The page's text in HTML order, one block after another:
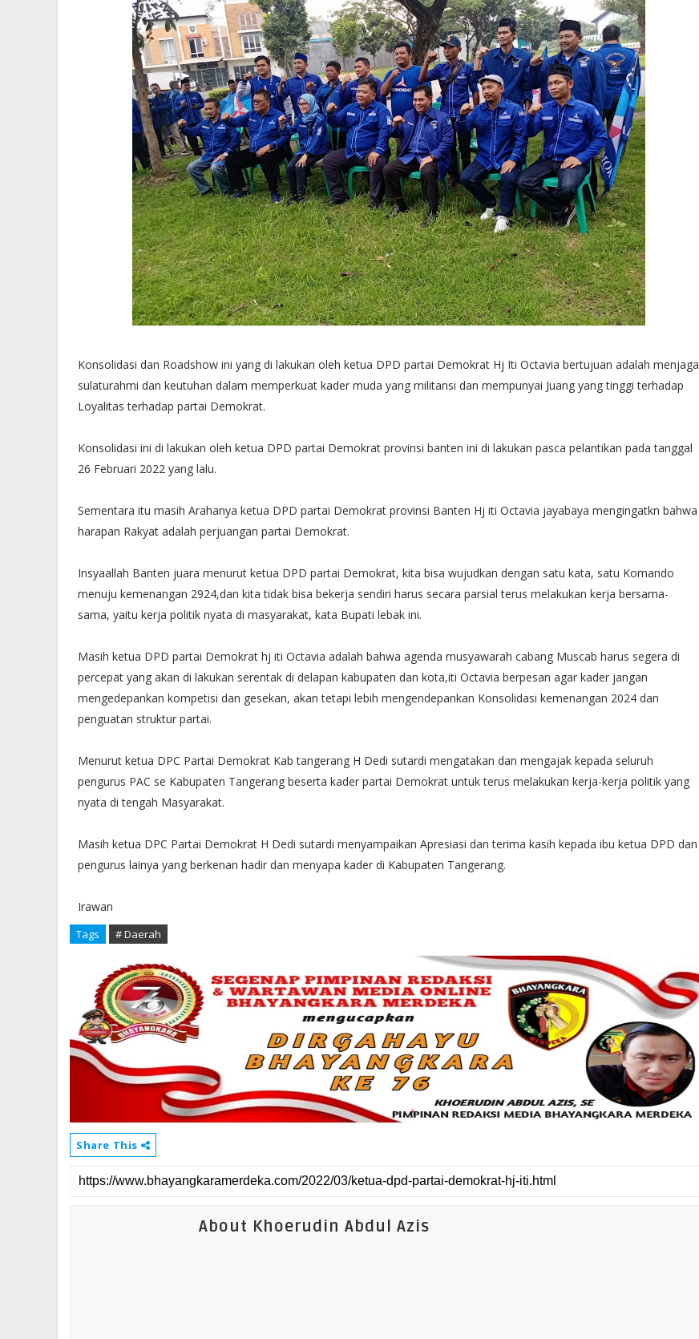
Konsolidasi dan Roadshow ini yang di lakukan oleh ketua DPD partai Demokrat Hj Iti Octavia bertujuan adalah menjaga
sulaturahmi dan keutuhan dalam memperkuat kader muda yang militansi dan mempunyai Juang yang tinggi terhadap
Loyalitas terhadap partai Demokrat.
Konsolidasi ini di lakukan oleh ketua DPD partai Demokrat provinsi banten ini di lakukan pasca pelantikan pada tanggal
26 Februari 2022 yang lalu.
Sementara itu masih Arahanya ketua DPD partai Demokrat provinsi Banten Hj iti Octavia jayabaya mengingatkn bahwa
harapan Rakyat adalah perjuangan partai Demokrat.
Insyaallah Banten juara menurut ketua DPD partai Demokrat, kita bisa wujudkan dengan satu kata, satu Komando
menuju kemenangan 2924,dan kita tidak bisa bekerja sendiri harus secara parsial terus melakukan kerja bersama-
sama, yaitu kerja politik nyata di masyarakat, kata Bupati lebak ini.
Masih ketua DPD partai Demokrat hj iti Octavia adalah bahwa agenda musyawarah cabang Muscab harus segera di
percepat yang akan di lakukan serentak di delapan kabupaten dan kota,iti Octavia berpesan agar kader jangan
mengedepankan kompetisi dan gesekan, akan tetapi lebih mengendepankan Konsolidasi kemenangan 2024 dan
penguatan struktur partai.
Menurut ketua DPC Partai Demokrat Kab tangerang H Dedi sutardi mengatakan dan mengajak kepada seluruh
pengurus PAC se Kabupaten Tangerang beserta kader partai Demokrat untuk terus melakukan kerja-kerja politik yang
nyata di tengah Masyarakat.
Masih ketua DPC Partai Demokrat H Dedi sutardi menyampaikan Apresiasi dan terima kasih kepada ibu ketua DPD dan
pengurus lainya yang berkenan hadir dan menyapa kader di Kabupaten Tangerang.
Irawan
Tags # Daerah
Share This
About Khoerudin Abdul Azis